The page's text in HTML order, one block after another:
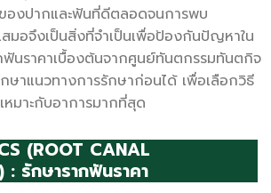
องปากและฟันที่ดีตลอดจนการพบ
มอจึงเป็นสิ่งที่จำเป็นเพื่อป้องกันปัญหาใน
นราคาเบื้องต้นจากศูนย์ทันตกรรมทันตกิจ
ษาแนวทางการรักษาก่อนได้ เพื่อเลือกวิธี
มาะกับอาการมากที่สุด
(ROOT CANAL
: รักษารากฟันราคา